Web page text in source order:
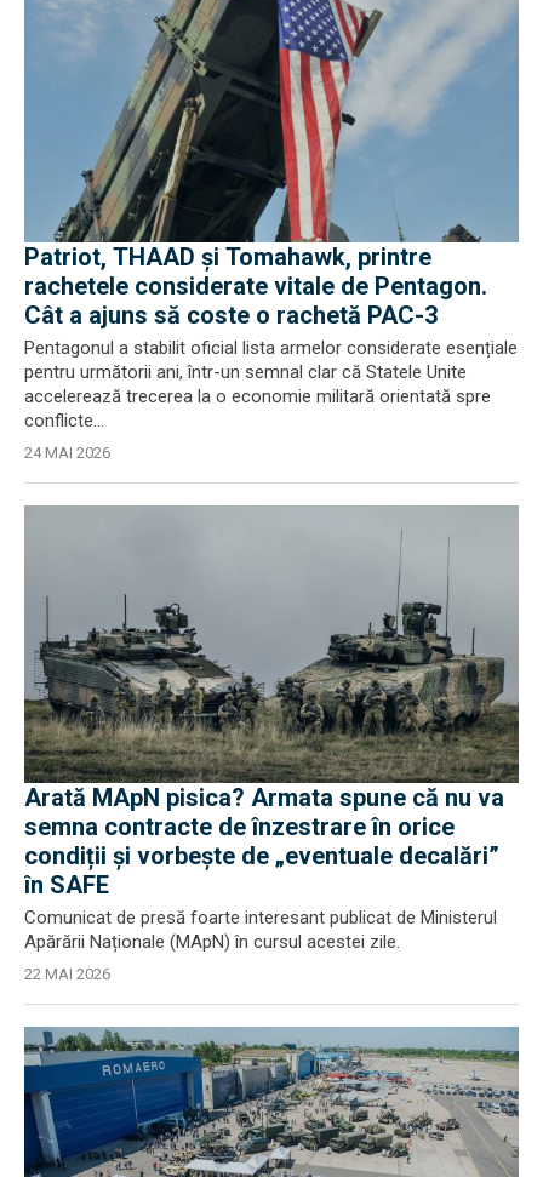
Patriot, THAAD și Tomahawk, printre
rachetele considerate vitale de Pentagon.
Cât a ajuns să coste o rachetă PAC-3
Pentagonul a stabilit oficial lista armelor considerate esențiale
pentru următorii ani, într-un semnal clar că Statele Unite
accelerează trecerea la o economie militară orientată spre
conflicte...
24 MAI 2026
Arată MApN pisica? Armata spune că nu va
semna contracte de înzestrare în orice
condiții și vorbește de „eventuale decalări”
în SAFE
Comunicat de presă foarte interesant publicat de Ministerul
Apărării Naționale (MApN) în cursul acestei zile.
22 MAI 2026